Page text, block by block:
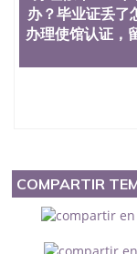
办？毕业证丢
办理使馆认证，
COMPARTIR